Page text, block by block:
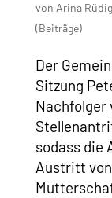
von Arina
(Beiträge)
Der
Sitzung
Nachfolger
sodass die
Austritt